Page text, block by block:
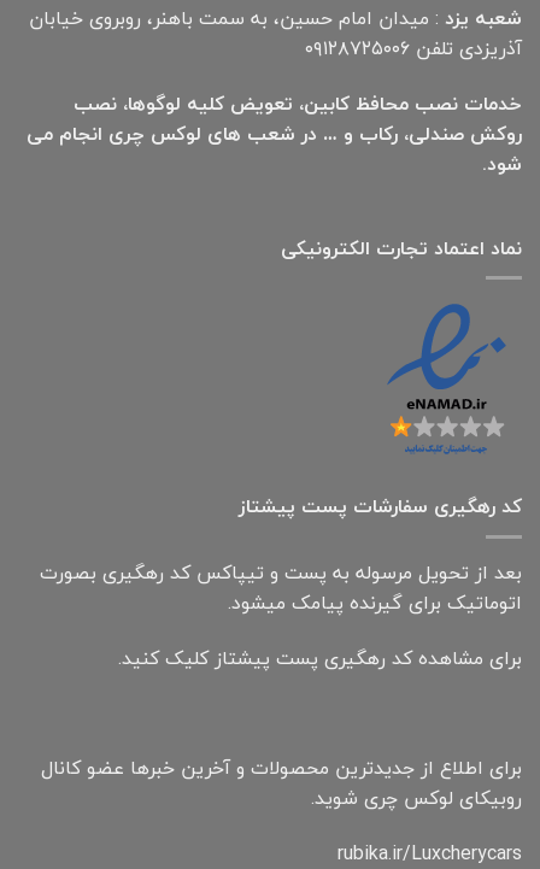
شعبه یزد : میدان امام حسین، به سمت باهنر، روبروی خیابان
آذریزدی تلفن ۰۹۱۲۸۷۲۵۰۰۶
خدمات نصب محافظ کابین، تعویض کلیه لوگوها، نصب
روکش صندلی، رکاب و … در شعب های لوکس چری انجام می
شود.
نماد اعتماد تجارت الكترونیكی
کد رهگیری سفارشات پست پیشتاز
بعد از تحویل مرسوله به پست و تیپاکس کد رهگیری بصورت
اتوماتیک برای گیرنده پیامک میشود.
برای مشاهده کد رهگیری پست پیشتاز کلیک کنید.
برای اطلاع از جدیدترین محصولات و آخرین خبرها عضو کانال
روبیکای لوکس چری شوید.
rubika.ir/Luxcherycars